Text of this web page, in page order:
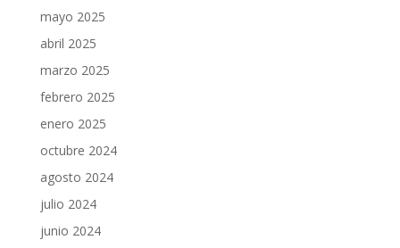
mayo 2025
abril 2025
marzo 2025
febrero 2025
enero 2025
octubre 2024
agosto 2024
julio 2024
junio 2024